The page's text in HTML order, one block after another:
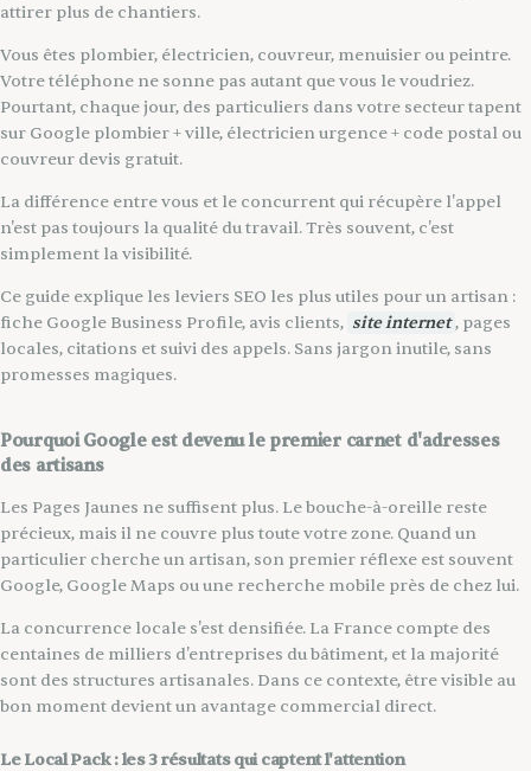
attirer plus de chantiers.
Vous êtes plombier, électricien, couvreur, menuisier ou peintre.
Votre téléphone ne sonne pas autant que vous le voudriez.
Pourtant, chaque jour, des particuliers dans votre secteur tapent
sur Google plombier + ville, électricien urgence + code postal ou
couvreur devis gratuit.
La différence entre vous et le concurrent qui récupère l'appel
n'est pas toujours la qualité du travail. Très souvent, c'est
simplement la visibilité.
Ce guide explique les leviers SEO les plus utiles pour un artisan :
fiche Google Business Profile, avis clients, site internet , pages
locales, citations et suivi des appels. Sans jargon inutile, sans
promesses magiques.
Pourquoi Google est devenu le premier carnet d'adresses
des artisans
Les Pages Jaunes ne suffisent plus. Le bouche-à-oreille reste
précieux, mais il ne couvre plus toute votre zone. Quand un
particulier cherche un artisan, son premier réflexe est souvent
Google, Google Maps ou une recherche mobile près de chez lui.
La concurrence locale s'est densifiée. La France compte des
centaines de milliers d'entreprises du bâtiment, et la majorité
sont des structures artisanales. Dans ce contexte, être visible au
bon moment devient un avantage commercial direct.
Le Local Pack : les 3 résultats qui captent l'attention